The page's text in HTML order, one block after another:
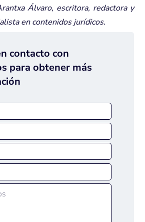
Álvaro, escritora, redactora y
en contenidos jurídicos.
contacto con
para obtener más